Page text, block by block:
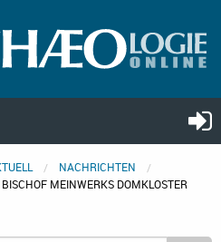
NACHRICHTEN
MEINWERKS DOMKLOSTER